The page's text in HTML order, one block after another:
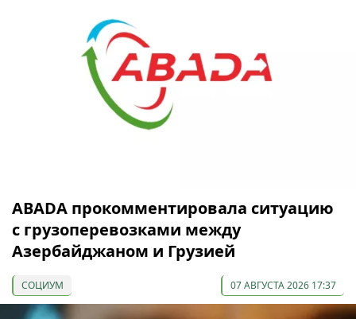
ABADA прокомментировала ситуацию
с грузоперевозками между
Азербайджаном и Грузией
СОЦИУМ 07 АВГУСТА 2026 17:37